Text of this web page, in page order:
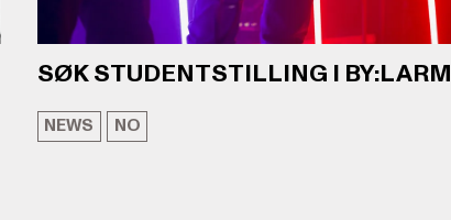
SØK STUDENTSTILLING I BY:LARM
NEWS NO